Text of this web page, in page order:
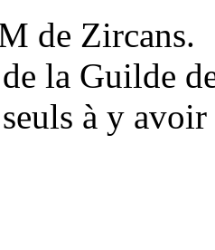
de Zircans.
la Guilde
à y avoir